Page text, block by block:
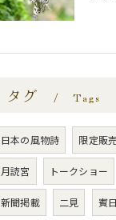
タグ Tags
日本の風物詩 限定販売
月読宮 トークショー
新聞掲載 二見 賓